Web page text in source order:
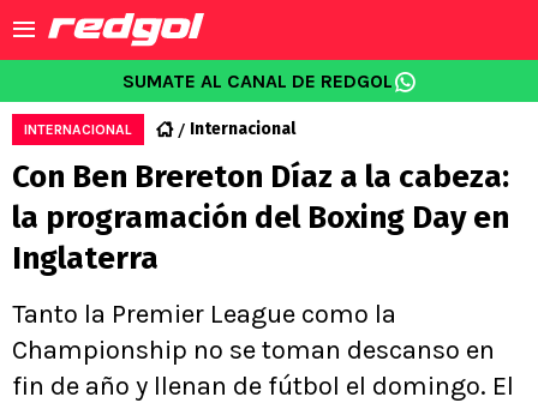
SUMATE AL CANAL DE REDGOL
INTERNACIONAL Internacional
Con Ben Brereton Díaz a la cabeza:
la programación del Boxing Day en
Inglaterra
Tanto la Premier League como la
Championship no se toman descanso en
fin de año y llenan de fútbol el domingo. El